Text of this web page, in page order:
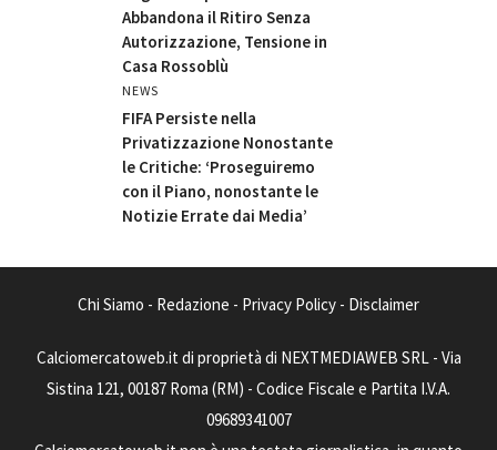
Abbandona il Ritiro Senza
Autorizzazione, Tensione in
Casa Rossoblù
NEWS
FIFA Persiste nella
Privatizzazione Nonostante
le Critiche: ‘Proseguiremo
con il Piano, nonostante le
Notizie Errate dai Media’
Chi Siamo - Redazione - Privacy Policy - Disclaimer
Calciomercatoweb.it di proprietà di NEXTMEDIAWEB SRL - Via
Sistina 121, 00187 Roma (RM) - Codice Fiscale e Partita I.V.A.
09689341007